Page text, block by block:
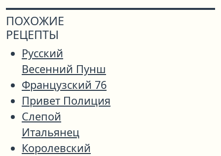
ПОХОЖИЕ
РЕЦЕПТЫ
Русский
Весенний Пунш
Французский 76
Привет Полиция
Слепой
Итальянец
Королевский